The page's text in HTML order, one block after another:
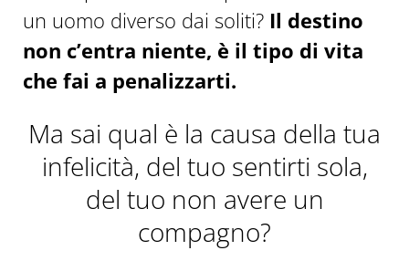
un uomo diverso dai soliti? Il destino
non c’entra niente, è il tipo di vita
che fai a penalizzarti.
Ma sai qual è la causa della tua
infelicità, del tuo sentirti sola,
del tuo non avere un
compagno?